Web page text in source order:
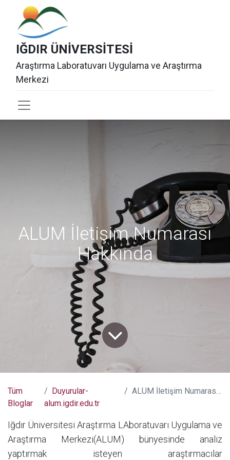
IĞDIR ÜNİ​VERSİT​ESİ
Araştırma Laboratuvarı Uygulama ve Araştırma
Merkezi
ALUM İletişim Numarası
Hakkında
Tüm
Bloglar
Duyurular-
alum.igdir.edu.tr
ALUM İletişim Numarası Hakkında
Iğdır Üniversitesi Araştırma LAboratuvarı Uygulama ve
Araştırma Merkezi(ALUM) bünyesinde analiz
yaptırmak isteyen araştırmacılar